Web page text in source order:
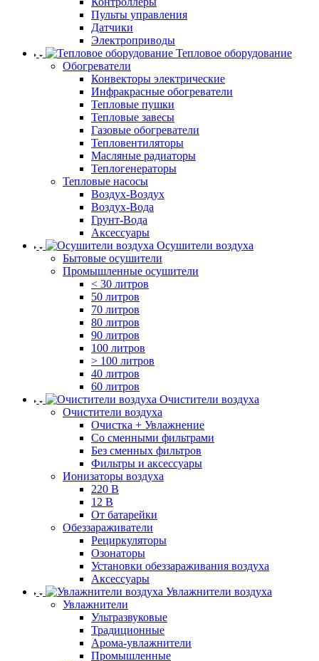
Пульты управления
Датчики
Электроприводы
Тепловое оборудование
Обогреватели
Конвекторы электрические
Инфракрасные обогреватели
Тепловые пушки
Тепловые завесы
Газовые обогреватели
Тепловентиляторы
Масляные радиаторы
Теплогенераторы
Тепловые насосы
Воздух-Воздух
Воздух-Вода
Грунт-Вода
Аксессуары
Осушители воздуха
Бытовые осушители
Промышленные осушители
< 30 литров
50 литров
70 литров
80 литров
90 литров
100 литров
> 100 литров
40 литров
60 литров
Очистители воздуха
Очистители воздуха
Очистка + Увлажнение
Cо сменными фильтрами
Без сменных фильтров
Фильтры и аксессуары
Ионизаторы воздуха
220 В
12 В
От батарейки
Обеззараживатели
Рециркуляторы
Озонаторы
Установки обеззараживания воздуха
Аксессуары
Увлажнители воздуха
Увлажнители
Ультразвуковые
Традиционные
Арома-увлажнители
Промышленные